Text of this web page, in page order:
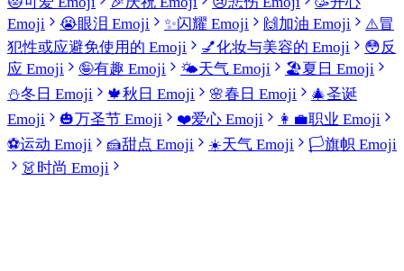
Emoji
😭眼泪 Emoji ✨闪耀 Emoji 🙌加油 Emoji ⚠️冒
犯性或应避免使用的 Emoji
💅化妆与美容的 Emoji 😳反
应 Emoji
🤪有趣 Emoji 🌤️天气 Emoji 🏖️夏日 Emoji
⛄冬日 Emoji 🍁秋日 Emoji 🌸春日 Emoji 🎄圣诞
Emoji
🎃万圣节 Emoji ❤️爱心 Emoji 👩‍💼职业 Emoji
⚽运动 Emoji 🍰甜点 Emoji ☀️天气 Emoji 🏳️旗帜 Emoji
👗时尚 Emoji